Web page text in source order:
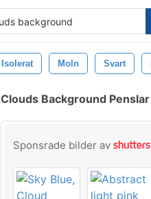
Isolerat Moln Svart
Clouds Background Penslar
Sponsrade bilder av